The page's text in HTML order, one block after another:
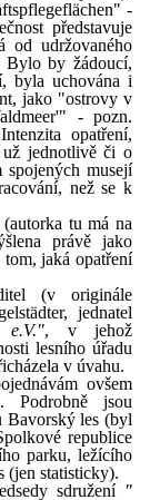
-
představuje
od udržovaného
Bylo by žádoucí,
byla uchována i
jako "ostrovy v
- pozn.
opatření,
jednotlivě či o
spojených musejí
než se k
tu má na
právě jako
jaká opatření
(v originále
jednatel
e.V.", v jehož
lesního úřadu
v úvahu.
ovšem
Podrobně jsou
Bavorský les (byl
republice
parku, ležícího
(jen statisticky).
sdružení "